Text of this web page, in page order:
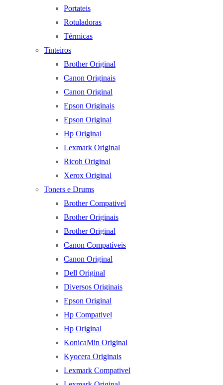
Portateis
Rotuladoras
Térmicas
Tinteiros
Brother Original
Canon Originais
Canon Original
Epson Originais
Epson Original
Hp Original
Lexmark Original
Ricoh Original
Xerox Original
Toners e Drums
Brother Compativel
Brother Originais
Brother Original
Canon Compatíveis
Canon Original
Dell Original
Diversos Originais
Epson Original
Hp Compativel
Hp Original
KonicaMin Original
Kyocera Originais
Lexmark Compativel